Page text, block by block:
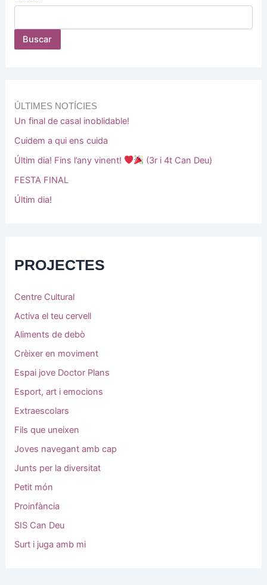
Buscar
ÚLTIMES NOTÍCIES
Un final de casal inoblidable!
Cuidem a qui ens cuida
Últim dia! Fins l’any vinent!
(3r i 4t Can Deu)
FESTA FINAL
Últim dia!
PROJECTES
Centre Cultural
Activa el teu cervell
Aliments de debò
Crèixer en moviment
Espai jove Doctor Plans
Esport, art i emocions
Extraescolars
Fils que uneixen
Joves navegant amb cap
Junts per la diversitat
Petit món
Proinfància
SIS Can Deu
Surt i juga amb mi